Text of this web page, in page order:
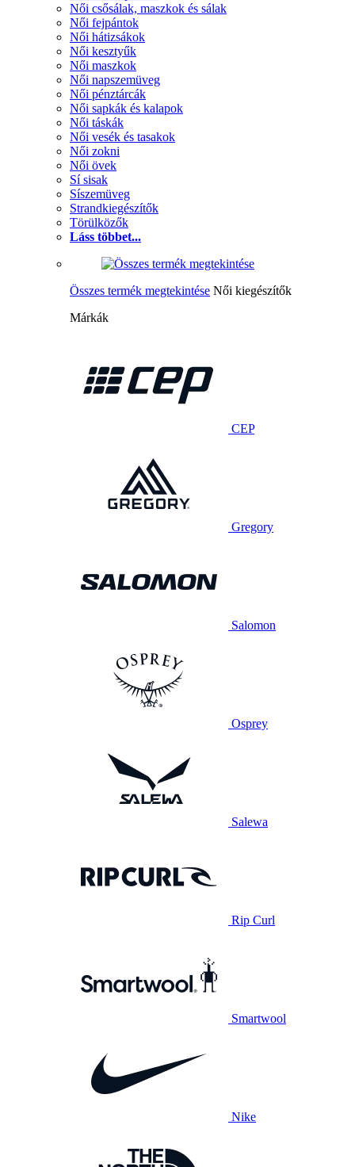
Női csősálak, maszkok és sálak
Női fejpántok
Női hátizsákok
Női kesztyűk
Női maszkok
Női napszemüveg
Női pénztárcák
Női sapkák és kalapok
Női táskák
Női vesék és tasakok
Női zokni
Női övek
Sí sisak
Síszemüveg
Strandkiegészítők
Törülközők
Láss többet...
Összes termék megtekintése Női kiegészítők
Márkák
CEP
Gregory
Salomon
Osprey
Salewa
Rip Curl
Smartwool
Nike